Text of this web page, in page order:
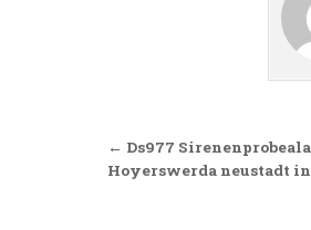
← Ds977
Hoyerswerda neustadt in